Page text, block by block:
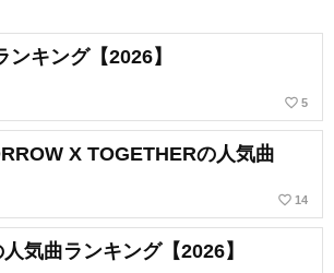
キング【2026】
favorite_border 5
X TOGETHERの人気曲
favorite_border 14
気曲ランキング【2026】